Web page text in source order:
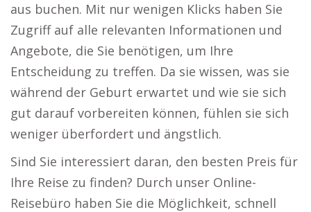
aus buchen. Mit nur wenigen Klicks haben Sie
Zugriff auf alle relevanten Informationen und
Angebote, die Sie benötigen, um Ihre
Entscheidung zu treffen. Da sie wissen, was sie
während der Geburt erwartet und wie sie sich
gut darauf vorbereiten können, fühlen sie sich
weniger überfordert und ängstlich.
Sind Sie interessiert daran, den besten Preis für
Ihre Reise zu finden? Durch unser Online-
Reisebüro haben Sie die Möglichkeit, schnell